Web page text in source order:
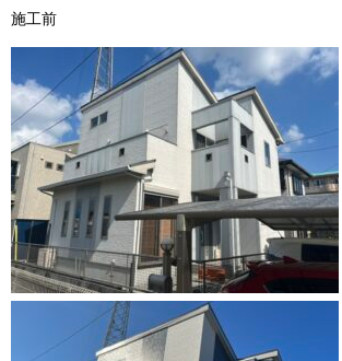
施工前 施